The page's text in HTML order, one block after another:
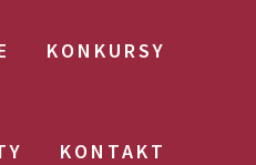
KONKURSY
KONTAKT